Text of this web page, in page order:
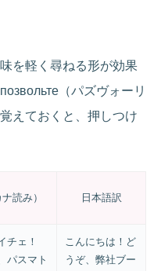
を軽く尋ねる形が効果
（パズヴォーリ
えておくと、押しつけ
読み） 日本語訳
チェ！
パスマト
こんにちは！ど
うぞ、弊社ブー